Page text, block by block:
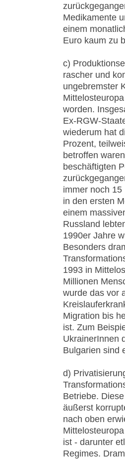
Medikamente
einem
Euro kaum zu
c)
rascher und
ungebremster
worden.
Ex-RGW-
wiederum hat
Prozent,
betroffen
beschäftigten
immer noch
in den ersten
einem
Russland
1990er Jahre
Besonders
1993 in
Millionen
wurde das vor
Migration bis
ist. Zum
UkrainerInnen
Bulgarien sind
d)
Betriebe.
äußerst
nach oben
ist - darunter
Regimes.